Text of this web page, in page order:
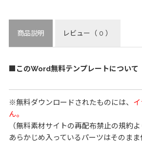
商品説明 レビュー （ 0 ）
■このWord無料テンプレートについて
※無料ダウンロードされたものには、
ん。
（無料素材サイトの再配布禁止の規約よ
あらかじめ入っているパーツはそのまま